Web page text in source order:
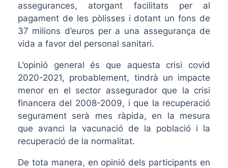
assegurances, atorgant facilitats per al
pagament de les pòlisses i dotant un fons de
37 milions d’euros per a una assegurança de
vida a favor del personal sanitari.
L’opinió general és que aquesta crisi covid
2020-2021, probablement, tindrà un impacte
menor en el sector assegurador que la crisi
financera del 2008-2009, i que la recuperació
segurament serà mes ràpida, en la mesura
que avanci la vacunació de la població i la
recuperació de la normalitat.
De tota manera, en opinió dels participants en